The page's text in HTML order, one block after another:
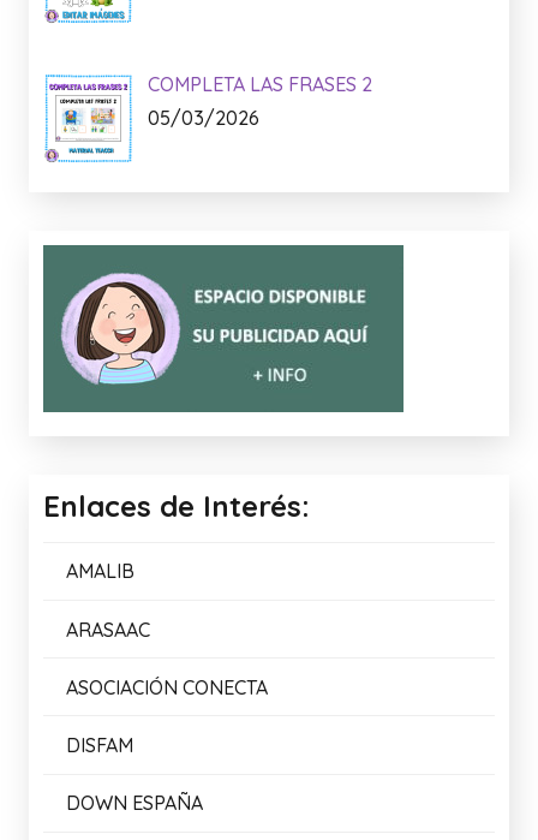
COMPLETA LAS FRASES 2
05/03/2026
Enlaces de Interés:
AMALIB
ARASAAC
ASOCIACIÓN CONECTA
DISFAM
DOWN ESPAÑA